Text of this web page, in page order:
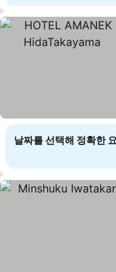
날짜를 선택해 정확한